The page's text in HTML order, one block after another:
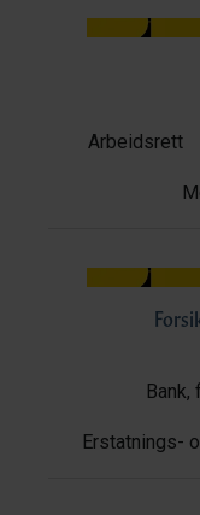
Arbeidsrett
Erstatnings-